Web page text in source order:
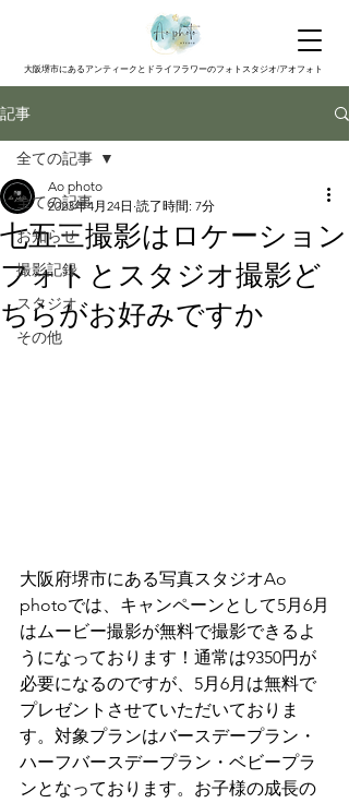
大阪堺市にあるアンティークとドライフラワーのフォトスタジオ/アオフォト
記事
全ての記事
お知らせ
撮影記録
スタジオ
その他
全ての記事
七五三撮影はロケーション
フォトとスタジオ撮影ど
ちらがお好みですか
Ao photo
2023年4月24日 読了時間: 7分
大阪府堺市にある写真スタジオAo
photoでは、キャンペーンとして5月6月
はムービー撮影が無料で撮影できるよ
うになっております！通常は9350円が
必要になるのですが、5月6月は無料で
プレゼントさせていただいておりま
す。対象プランはバースデープラン・
ハーフバースデープラン・ベビープラ
ンとなっております。お子様の成長の